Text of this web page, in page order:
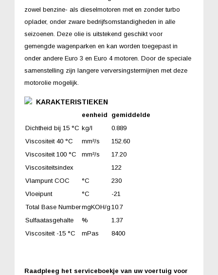
zowel benzine- als dieselmotoren met en zonder turbo
oplader, onder zware bedrijfsomstandigheden in alle
seizoenen. Deze olie is uitstekend geschikt voor
gemengde wagenparken en kan worden toegepast in
onder andere Euro 3 en Euro 4 motoren. Door de speciale
samenstelling zijn langere verversingstermijnen met deze
motorolie mogelijk.
KARAKTERISTIEKEN
eenheid
gemiddelde
Dichtheid bij 15 °C kg/l
0.889
Viscositeit 40 °C
mm²/s
152.60
Viscositeit 100 °C
mm²/s
17.20
Viscositeitsindex
122
Vlampunt COC
°C
230
Vloeipunt
°C
-21
Total Base NumbermgKOH/g 10.7
Sulfaatasgehalte
%
1.37
Viscositeit -15 °C
mPas 8400
Raadpleeg het serviceboekje van uw voertuig voor